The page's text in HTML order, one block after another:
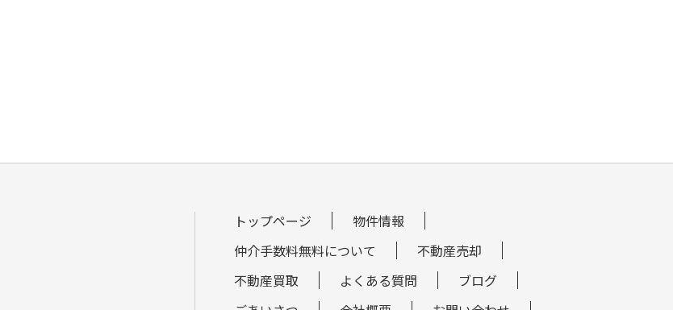
トップページ
物件情報
仲介手数料無料について
不動産売却
不動産買取
よくある質問
ブログ